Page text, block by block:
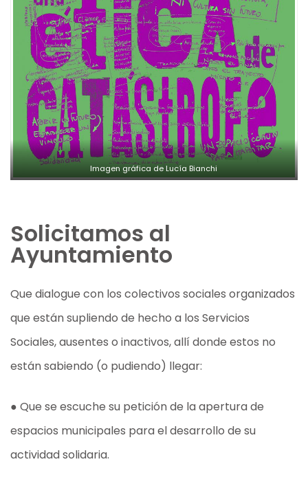
Imagen gráfica de Lucía Bianchi
Solicitamos al
Ayuntamiento
Que dialogue con los colectivos sociales organizados
que están supliendo de hecho a los Servicios
Sociales, ausentes o inactivos, allí donde estos no
están sabiendo (o pudiendo) llegar:
● Que se escuche su petición de la apertura de
espacios municipales para el desarrollo de su
actividad solidaria.